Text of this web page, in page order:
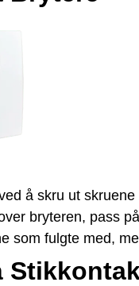
å skru ut
bryteren, pass
som fulgte med,